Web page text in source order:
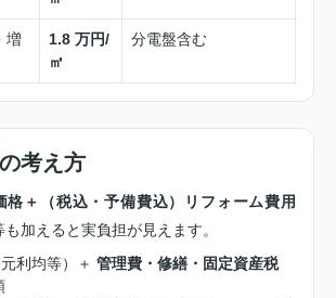
増
1.8 万円/
㎡
分電盤含む
考え方
格＋（税込・予備費込）リフォーム費用
も加えると実負担が見えます。
元利均等）＋ 管理費・修繕・固定資産税